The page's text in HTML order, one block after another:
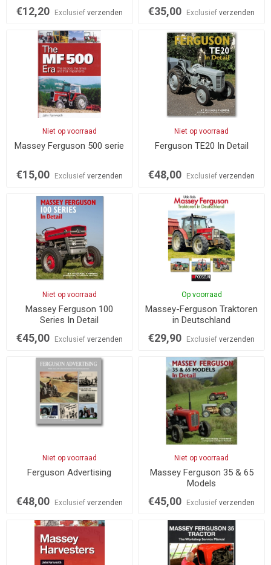
€12,20 Exclusief verzenden €35,00 Exclusiefverzenden
Niet op voorraad
Massey Ferguson 500 serie
€15,00 Exclusief verzenden
Niet op voorraad
Ferguson TE20 In Detail
€48,00 Exclusiefverzenden
Niet op voorraad
Massey Ferguson 100
Series In Detail
€45,00 Exclusief verzenden
Op voorraad
Massey-Ferguson Traktoren
in Deutschland
€29,90 Exclusiefverzenden
Niet op voorraad
Ferguson Advertising
€48,00 Exclusief verzenden
Niet op voorraad
Massey Ferguson 35 & 65
Models
€45,00 Exclusiefverzenden